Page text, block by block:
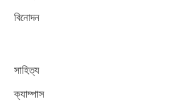
বিনোদন
সাহিত্য
ক্যাম্পাস